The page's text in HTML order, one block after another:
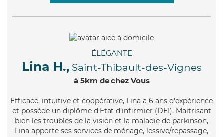
ÉLÉGANTE
Lina H., Saint-Thibault-des-Vignes
à 5km de chez Vous
Efficace, intuitive et coopérative, Lina a 6 ans d'expérience
et possède un diplôme d'Etat d'infirmier (DEI). Maitrisant
bien les troubles de la vision et la maladie de parkinson,
Lina apporte ses services de ménage, lessive/repassage,